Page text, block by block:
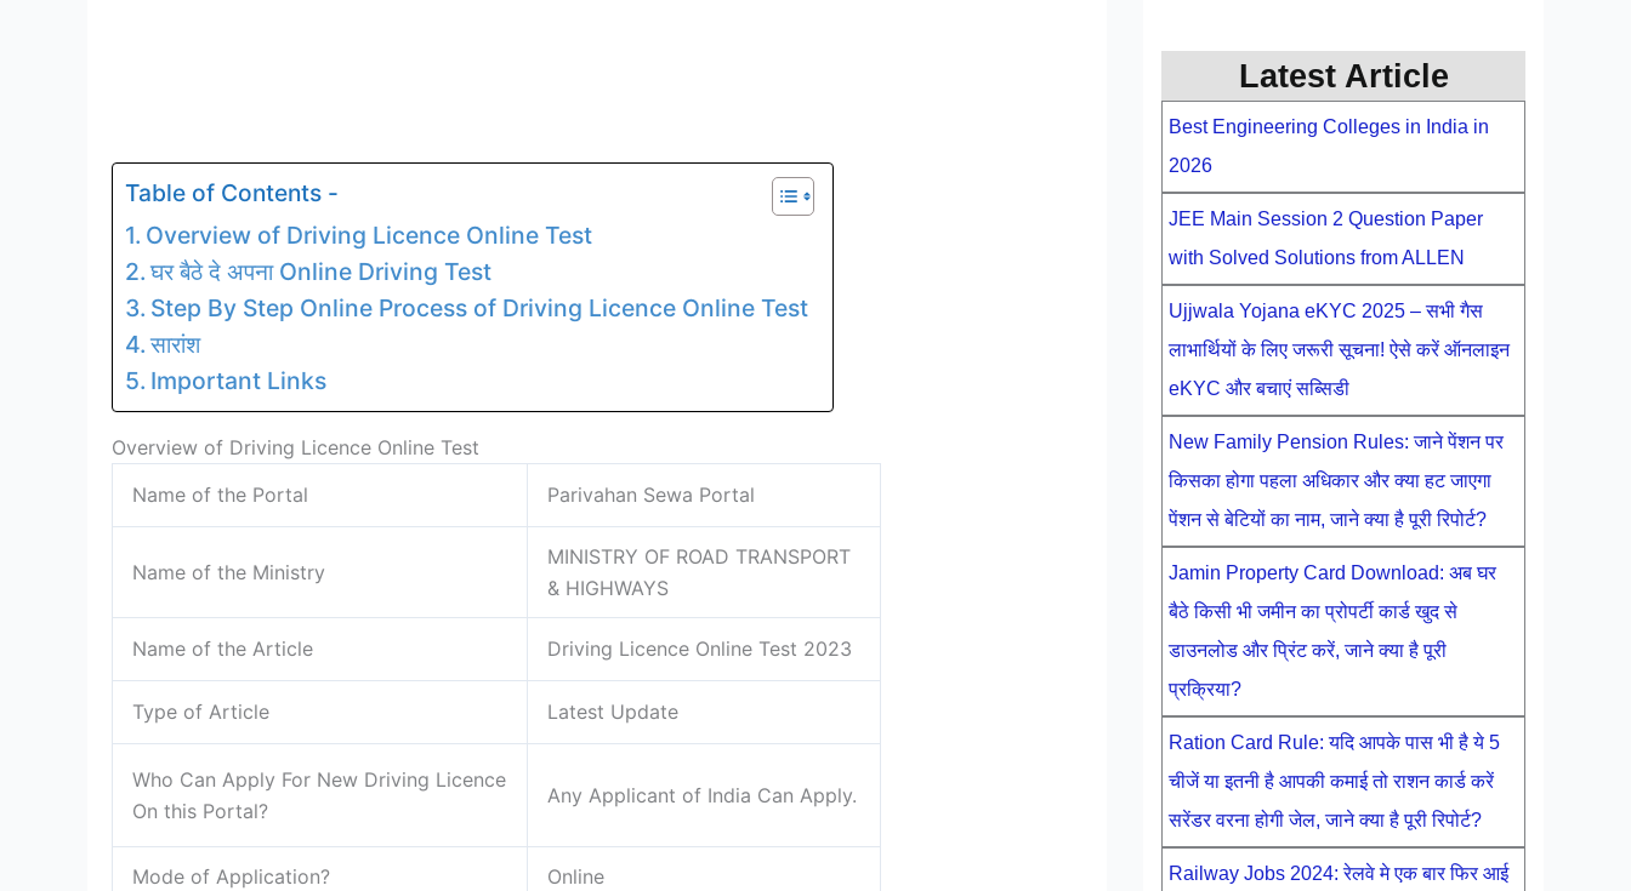
Table of Contents -
Overview of Driving Licence Online Test
घर बैठे दे अपना Online Driving Test
Step By Step Online Process of Driving Licence Online Test
सारांश
Important Links
Overview of Driving Licence Online Test
Name of the Portal
Parivahan Sewa Portal
Name of the Ministry
MINISTRY OF ROAD TRANSPORT
& HIGHWAYS
Name of the Article Driving Licence Online Test 2023
Type of Article Latest Update
Who Can Apply For New Driving Licence
On this Portal?
Any Applicant of India Can Apply.
Mode of Application? Online
Latest Article
Best Engineering Colleges in India in
2026
JEE Main Session 2 Question Paper
with Solved Solutions from ALLEN
Ujjwala Yojana eKYC 2025 – सभी गैस
लाभार्थियों के लिए जरूरी सूचना! ऐसे करें ऑनलाइन
eKYC और बचाएं सब्सिडी
New Family Pension Rules: जाने पेंशन पर
किसका होगा पहला अधिकार और क्या हट जाएगा
पेंशन से बेटियों का नाम, जाने क्या है पूरी रिपोर्ट?
Jamin Property Card Download: अब घर
बैठे किसी भी जमीन का प्रोपर्टी कार्ड खुद से
डाउनलोड और प्रिंट करें, जाने क्या है पूरी
प्रक्रिया?
Ration Card Rule: यदि आपके पास भी है ये 5
चीजें या इतनी है आपकी कमाई तो राशन कार्ड करें
सरेंडर वरना होगी जेल, जाने क्या है पूरी रिपोर्ट?
Railway Jobs 2024: रेलवे मे एक बार फिर आई